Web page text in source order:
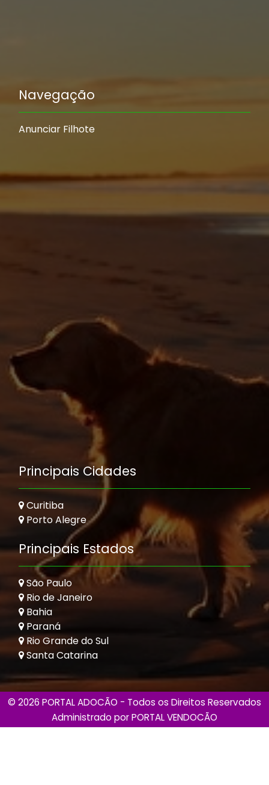
Navegação
Anunciar Filhote
Principais Cidades
Curitiba
Porto Alegre
Principais Estados
São Paulo
Rio de Janeiro
Bahia
Paraná
Rio Grande do Sul
Santa Catarina
© 2026 PORTAL ADOCÃO - Todos os Direitos Reservados
Administrado porPORTAL VENDOCÃO